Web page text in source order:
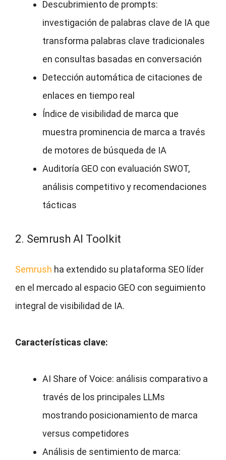
Descubrimiento de prompts:
investigación de palabras clave de IA que
transforma palabras clave tradicionales
en consultas basadas en conversación
Detección automática de citaciones de
enlaces en tiempo real
Índice de visibilidad de marca que
muestra prominencia de marca a través
de motores de búsqueda de IA
Auditoría GEO con evaluación SWOT,
análisis competitivo y recomendaciones
tácticas
2. Semrush AI Toolkit
Semrush ha extendido su plataforma SEO líder
en el mercado al espacio GEO con seguimiento
integral de visibilidad de IA.
Características clave:
AI Share of Voice: análisis comparativo a
través de los principales LLMs
mostrando posicionamiento de marca
versus competidores
Análisis de sentimiento de marca: